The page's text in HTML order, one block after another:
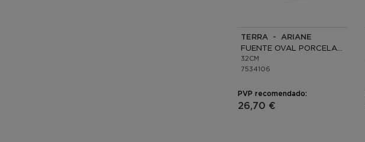
TERRA - ARIANE
32CM
7534106
PVP recomendado:
26,70 €